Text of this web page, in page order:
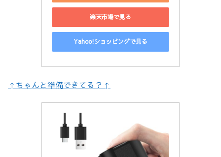
楽天市場で見る
Yahoo!ショッピングで見る
↑ちゃんと準備できてる？↑